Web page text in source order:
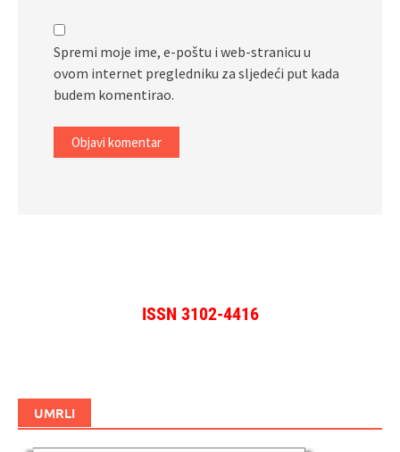
Spremi moje ime, e-poštu i web-stranicu u
ovom internet pregledniku za sljedeći put kada
budem komentirao.
ISSN 3102-4416
UMRLI